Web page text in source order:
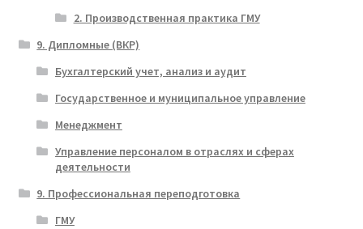
2. Производственная практика ГМУ
9. Дипломные (ВКР)
Бухгалтерский учет, анализ и аудит
Государственное и муниципальное управление
Менеджмент
Управление персоналом в отраслях и сферах
деятельности
9. Профессиональная переподготовка
ГМУ